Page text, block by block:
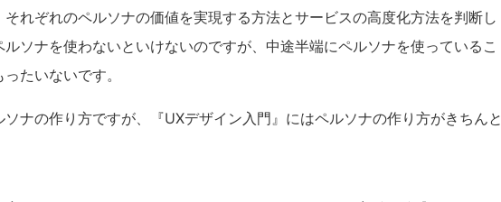
れぞれのペルソナの価値を実現する方法とサービスの高度化方法を判断し
ソナを使わないといけないのですが、中途半端にペルソナを使っているこ
たいないです。
ナの作り方ですが、『UXデザイン入門』にはペルソナの作り方がきちんと